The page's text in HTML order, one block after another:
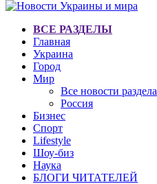
ВСЕ РАЗДЕЛЫ
Главная
Украина
Город
Мир
Все новости раздела
Россия
Бизнес
Спорт
Lifestyle
Шоу-биз
Наука
БЛОГИ ЧИТАТЕЛЕЙ